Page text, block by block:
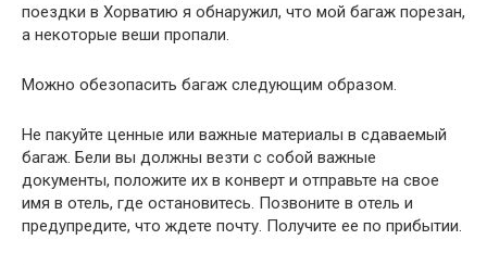
поездки в Хорватию я обнаружил, что мой багаж порезан,
а некоторые веши пропали.
Можно обезопасить багаж следующим образом.
Не пакуйте ценные или важные материалы в сдаваемый
багаж. Бели вы должны везти с собой важные
документы, положите их в конверт и отправьте на свое
имя в отель, где остановитесь. Позвоните в отель и
предупредите, что ждете почту. Получите ее по прибытии.